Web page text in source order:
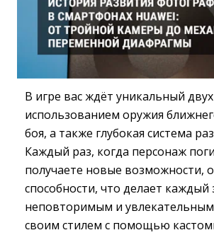
В игре вас ждёт уникальный
использованием оружия
боя, а также глубокая система
Каждый раз, когда персонаж
получаете новые возможности,
способности, что делает каждый
неповторимым и
своим стилем с помощью